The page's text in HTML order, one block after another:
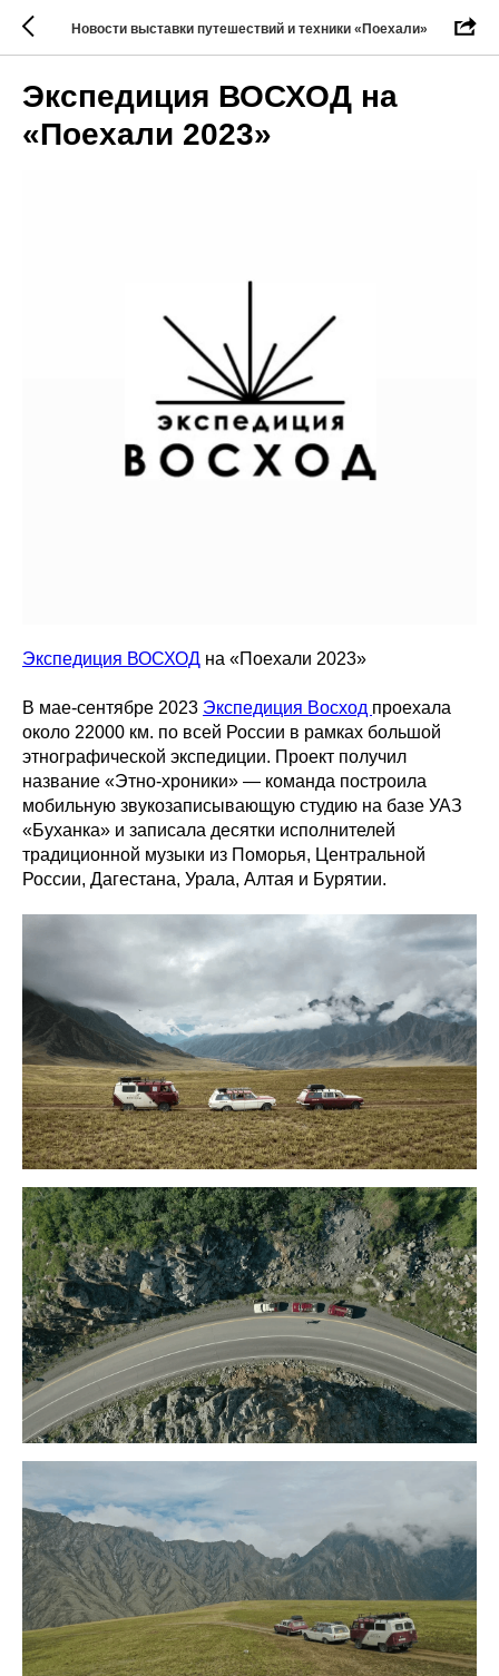
Новости выставки путешествий и техники «Поехали»
Экспедиция ВОСХОД на
«Поехали 2023»
Экспедиция ВОСХОД на «Поехали 2023»
В мае-сентябре 2023 Экспедиция Восход проехала
около 22000 км. по всей России в рамках большой
этнографической экспедиции. Проект получил
название «Этно-хроники» — команда построила
мобильную звукозаписывающую студию на базе УАЗ
«Буханка» и записала десятки исполнителей
традиционной музыки из Поморья, Центральной
России, Дагестана, Урала, Алтая и Бурятии.